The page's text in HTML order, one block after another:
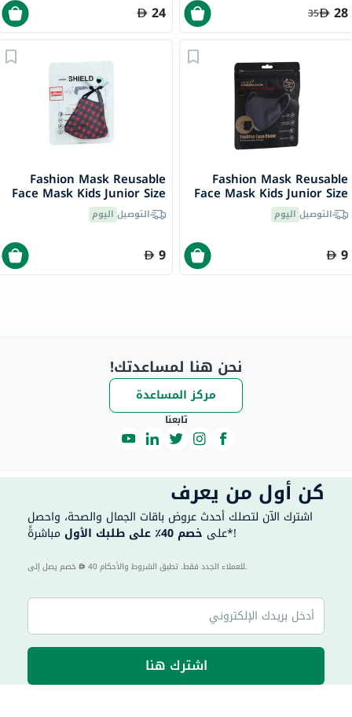
28
35
24
Fashion Mask Reusable
Face Mask Kids Junior Size
ILS005
التوصيل اليوم
9
Fashion Mask Reusable
Face Mask Kids Junior Size
ILS007
التوصيل اليوم
9
نحن هنا لمساعدتك!
مركز المساعدة
تابعنا
كن أول من يعرف
اشترك الآن لتصلك أحدث عروض باقات الجمال والصحة، واحصل
على خصم 40٪ على طلبك الأول مباشرةً*!
40 للعملاء الجدد فقط. تطبق الشروط والأحكام.
اشترك هنا